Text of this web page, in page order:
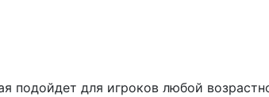
подойдет для игроков любой